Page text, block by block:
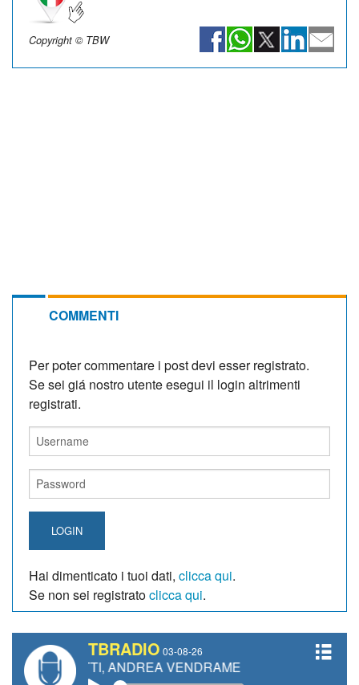
Copyright © TBW
COMMENTI
Per poter commentare i post devi esser registrato.
Se sei giá nostro utente esegui il login altrimenti
registrati.
LOGIN
Hai dimenticato i tuoi dati, clicca qui.
Se non sei registratoclicca qui.
TBRADIO 03-08-26
ANDREA VENDRAME, FILIPPO FIORELLI